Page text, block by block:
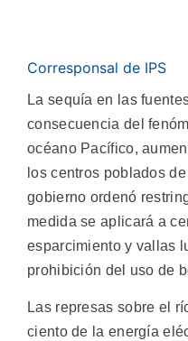
Corresponsal de IPS
La sequía en las
consecuencia del
océano Pacífico,
los centros poblados
gobierno ordenó
medida se aplicará a
esparcimiento y vallas
prohibición del uso de
Las represas sobre el
ciento de la energía